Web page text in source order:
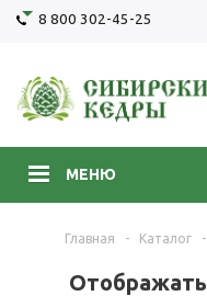
8 800 302-45-25
МЕНЮ
Главная - Каталог -